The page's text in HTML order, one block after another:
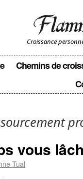
Croissance
Chemins de
vous
Tual